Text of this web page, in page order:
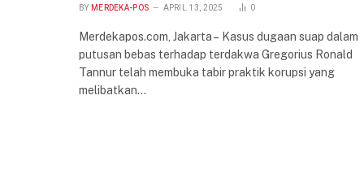
BY MERDEKA-POS APRIL 13, 2025 0
Merdekapos.com, Jakarta – Kasus dugaan suap dalam
putusan bebas terhadap terdakwa Gregorius Ronald
Tannur telah membuka tabir praktik korupsi yang
melibatkan…